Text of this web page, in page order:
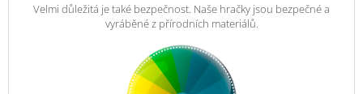
Velmi důležitá je také bezpečnost. Naše hračky jsou bezpečné a
vyráběné z přírodních materiálů.